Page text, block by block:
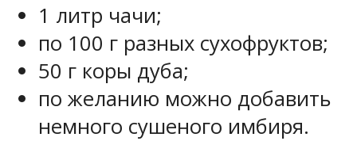
1 литр чачи;
по 100 г разных сухофруктов;
50 г коры дуба;
по желанию можно добавить
немного сушеного имбиря.